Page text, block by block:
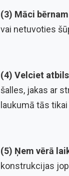
(3) Māci
vai netuvoties
(4) Velciet
šalles, jakas ar
laukumā tās
(5) Ņem vērā
konstrukcijas